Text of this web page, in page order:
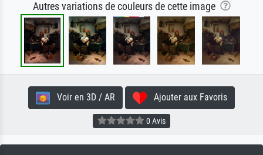
Autres variations de couleurs de cette image
Voir en 3D / AR Ajouter aux Favoris
0 Avis